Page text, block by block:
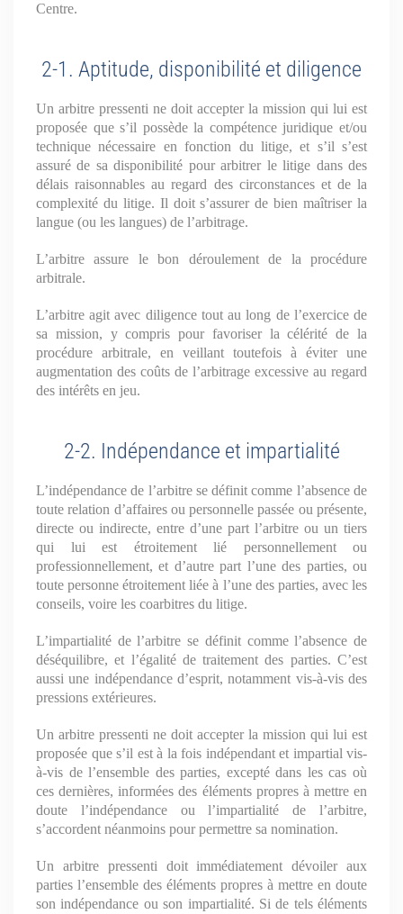
Centre.
2-1. Aptitude, disponibilité et diligence
Un arbitre pressenti ne doit accepter la mission qui lui est
proposée que s’il possède la compétence juridique et/ou
technique nécessaire en fonction du litige, et s’il s’est
assuré de sa disponibilité pour arbitrer le litige dans des
délais raisonnables au regard des circonstances et de la
complexité du litige. Il doit s’assurer de bien maîtriser la
langue (ou les langues) de l’arbitrage.
L’arbitre assure le bon déroulement de la procédure
arbitrale.
L’arbitre agit avec diligence tout au long de l’exercice de
sa mission, y compris pour favoriser la célérité de la
procédure arbitrale, en veillant toutefois à éviter une
augmentation des coûts de l’arbitrage excessive au regard
des intérêts en jeu.
2-2. Indépendance et impartialité
L’indépendance de l’arbitre se définit comme l’absence de
toute relation d’affaires ou personnelle passée ou présente,
directe ou indirecte, entre d’une part l’arbitre ou un tiers
qui lui est étroitement lié personnellement ou
professionnellement, et d’autre part l’une des parties, ou
toute personne étroitement liée à l’une des parties, avec les
conseils, voire les coarbitres du litige.
L’impartialité de l’arbitre se définit comme l’absence de
déséquilibre, et l’égalité de traitement des parties. C’est
aussi une indépendance d’esprit, notamment vis-à-vis des
pressions extérieures.
Un arbitre pressenti ne doit accepter la mission qui lui est
proposée que s’il est à la fois indépendant et impartial vis-
à-vis de l’ensemble des parties, excepté dans les cas où
ces dernières, informées des éléments propres à mettre en
doute l’indépendance ou l’impartialité de l’arbitre,
s’accordent néanmoins pour permettre sa nomination.
Un arbitre pressenti doit immédiatement dévoiler aux
parties l’ensemble des éléments propres à mettre en doute
son indépendance ou son impartialité. Si de tels éléments